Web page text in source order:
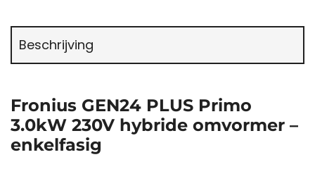
Beschrijving
Fronius GEN24 PLUS Primo
3.0kW 230V hybride omvormer –
enkelfasig